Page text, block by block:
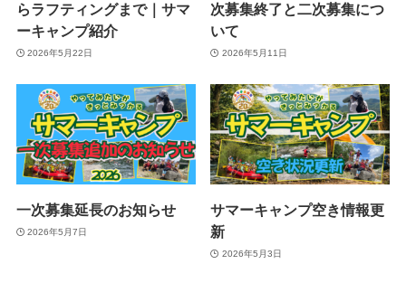
らラフティングまで｜サマ
ーキャンプ紹介
2026年5月22日
次募集終了と二次募集につ
いて
2026年5月11日
一次募集延長のお知らせ
2026年5月7日
サマーキャンプ空き情報更
新
2026年5月3日